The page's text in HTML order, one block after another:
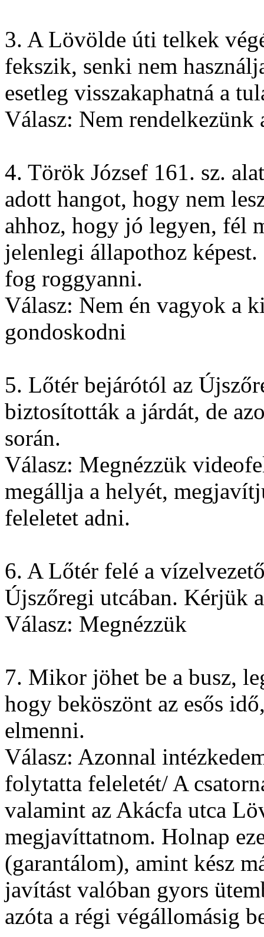
3. A Lövölde úti telkek
fekszik, senki nem
esetleg visszakaphatná a
Válasz: Nem rendelkezünk
4. Török József 161. sz.
adott hangot, hogy nem
ahhoz, hogy jó legyen, fél
jelenlegi állapothoz
fog roggyanni.
Válasz: Nem én vagyok a
gondoskodni
5. Lőtér bejárótól az
biztosították a járdát, de
során.
Válasz: Megnézzük
megállja a helyét,
feleletet adni.
6. A Lőtér felé a
Újszőregi utcában. Kérjük
Válasz: Megnézzük
7. Mikor jöhet be a busz,
hogy beköszönt az esős
elmenni.
Válasz: Azonnal
folytatta feleletét/ A
valamint az Akácfa utca
megjavíttatnom. Holnap
(garantálom), amint kész
javítást valóban gyors
azóta a régi végállomásig